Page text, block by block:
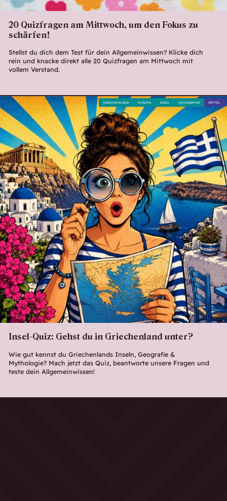
20 Quizfragen am Mittwoch, um den Fokus zu
schärfen!
Stellst du dich dem Test für dein Allgemeinwissen? Klicke dich
rein und knacke direkt alle 20 Quizfragen am Mittwoch mit
vollem Verstand.
Insel-Quiz: Gehst du in Griechenland unter?
Wie gut kennst du Griechenlands Inseln, Geografie &
Mythologie? Mach jetzt das Quiz, beantworte unsere Fragen und
teste dein Allgemeinwissen!
MITTEL
GEOGRAPHIE
INSEL
EUROPA
GRIECHENLAND